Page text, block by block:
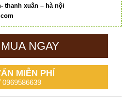
thanh xuân – hà nội
ĐẶT MUA NGAY
MIỄN PHÍ
0969586639